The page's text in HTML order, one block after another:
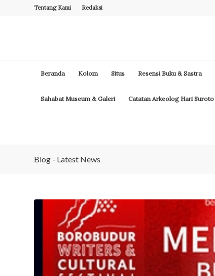
Tentang Kami Redaksi
Beranda Kolom Situs Resensi Buku & Sastra
Sahabat Museum & Galeri Catatan Arkeolog Hari Suroto
Blog - Latest News